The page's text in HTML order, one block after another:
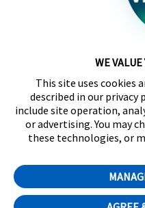
©2024 Kaz USA, Inc., a
products depicted on
Kaz USA, Inc. under
SleepyTime™,
Comfortflex®,
DigitalPlus® are
Certain trademarks
Procter & Gamble
Mississauga, ON L5N
WE VALUE
This site uses cookies
described in our
include site operation,
or advertising. You may
these technologies, or
Cookie